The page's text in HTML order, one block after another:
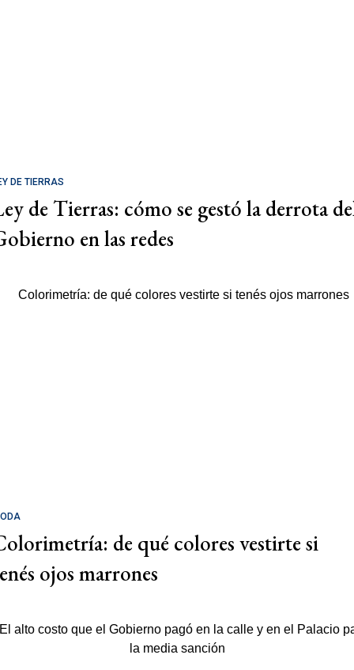
DE TIERRAS
de Tierras: cómo se gestó la derrota
en las redes
de qué colores vestirte si
ojos marrones